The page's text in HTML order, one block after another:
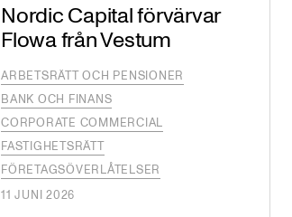
Nordic Capital förvärvar
Flowa från Vestum
ARBETSRÄTT OCH PENSIONER
BANK OCH FINANS
CORPORATE COMMERCIAL
FASTIGHETSRÄTT
FÖRETAGSÖVERLÅTELSER
11 JUNI 2026